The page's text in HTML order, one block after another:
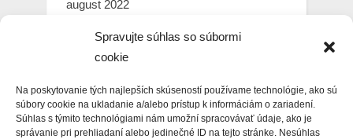
Spravujte súhlas so súbormi
cookie
Na poskytovanie tých najlepších skúseností používame technológie, ako sú
súbory cookie na ukladanie a/alebo prístup k informáciám o zariadení.
Súhlas s týmito technológiami nám umožní spracovávať údaje, ako je
správanie pri prehliadaní alebo jedinečné ID na tejto stránke. Nesúhlas
august 2022
júl 2022
marec 2022
február 2022
január 2022